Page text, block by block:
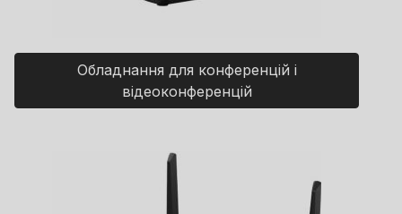
Обладнання для конференцій і
відеоконференцій